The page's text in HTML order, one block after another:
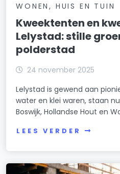
WONEN, HUIS EN TUIN
Kweektenten en
Lelystad: stille
polderstad
24 november 2025
Lelystad is gewend aan
water en klei waren, staan
Boswijk, Hollandse Hout en
LEES VERDER